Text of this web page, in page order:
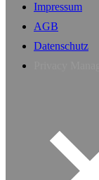
Impressum
AGB
Datenschutz